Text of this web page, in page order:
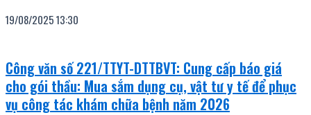
19/08/202513:30
Công văn số 221/TTYT-DTTBVT: Cung cấp báo giá
cho gói thầu: Mua sắm dụng cụ, vật tư y tế để phục
vụ công tác khám chữa bệnh năm 2026